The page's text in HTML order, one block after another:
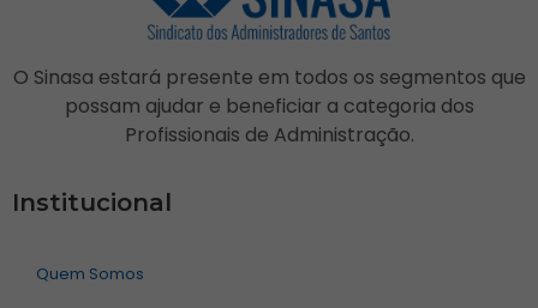
O Sinasa estará presente em todos os segmentos que
possam ajudar e beneficiar a categoria dos
Profissionais de Administração.
Institucional
Quem Somos